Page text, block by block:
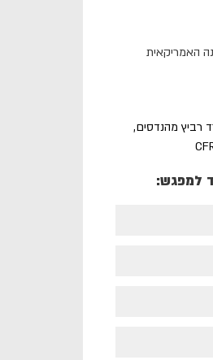
האמריקאית
רביץ מהנדסים,
למפגש: